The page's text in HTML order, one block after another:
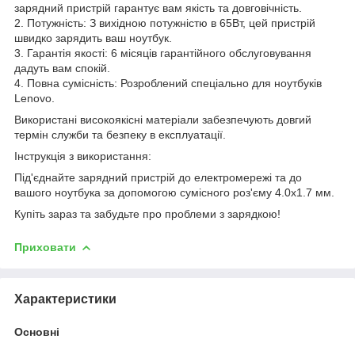
зарядний пристрій гарантує вам якість та довговічність.
2. Потужність: З вихідною потужністю в 65Вт, цей пристрій
швидко зарядить ваш ноутбук.
3. Гарантія якості: 6 місяців гарантійного обслуговування
дадуть вам спокій.
4. Повна сумісність: Розроблений спеціально для ноутбуків
Lenovo.
Використані високоякісні матеріали забезпечують довгий
термін служби та безпеку в експлуатації.
Інструкція з використання:
Під'єднайте зарядний пристрій до електромережі та до
вашого ноутбука за допомогою сумісного роз'єму 4.0x1.7 мм.
Купіть зараз та забудьте про проблеми з зарядкою!
Приховати
Характеристики
Основні